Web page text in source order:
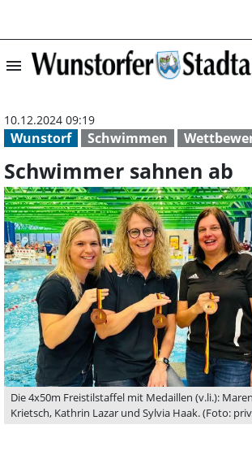
menu
Wunstorf Schwimmen
10.12.2024 09:19
Schwimmer sahnen ab
Die 4x50m Freistilstaffel mit Medaillen (v.li.):
Krietsch, Kathrin Lazar und Sylvia Haak. (Foto: